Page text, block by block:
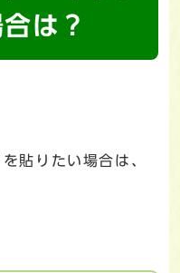
は？
貼りたい場合は、